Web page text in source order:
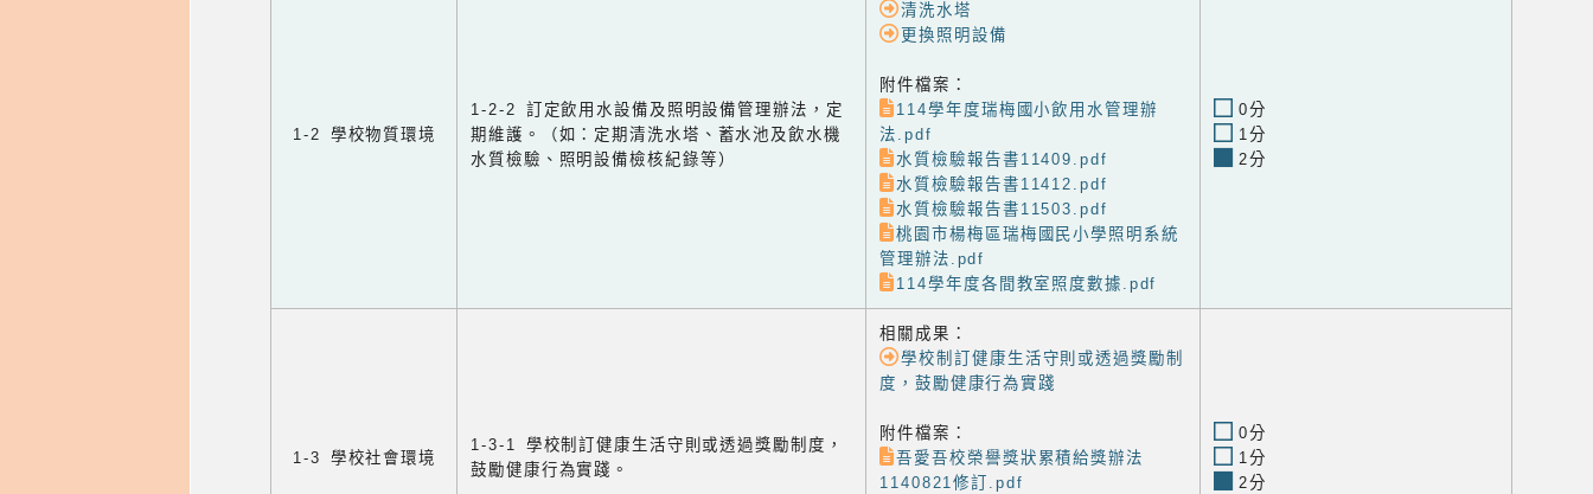
1-2 學校物質環境
1-2-2 訂定飲用水設備及照明設備管理辦法，定
期維護。（如：定期清洗水塔、蓄水池及飲水機
水質檢驗、照明設備檢核紀錄等）
清洗水塔
更換照明設備
附件檔案：
114學年度瑞梅國小飲用水管理辦
法.pdf
水質檢驗報告書11409.pdf
水質檢驗報告書11412.pdf
水質檢驗報告書11503.pdf
桃園市楊梅區瑞梅國民小學照明系統
管理辦法.pdf
114學年度各間教室照度數據.pdf
0分
1分
2分
1-3 學校社會環境
1-3-1 學校制訂健康生活守則或透過獎勵制度，
鼓勵健康行為實踐。
相關成果：
學校制訂健康生活守則或透過獎勵制
度，鼓勵健康行為實踐
附件檔案：
吾愛吾校榮譽獎狀累積給獎辦法
1140821修訂.pdf
0分
1分
2分